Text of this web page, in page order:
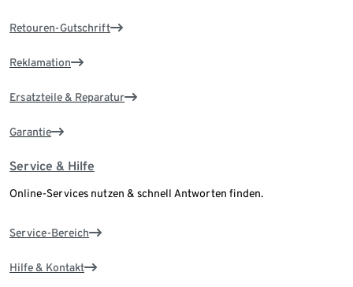
Retouren-Gutschrift
Reklamation
Ersatzteile & Reparatur
Garantie
Service & Hilfe
Online-Services nutzen & schnell Antworten finden.
Service-Bereich
Hilfe & Kontakt